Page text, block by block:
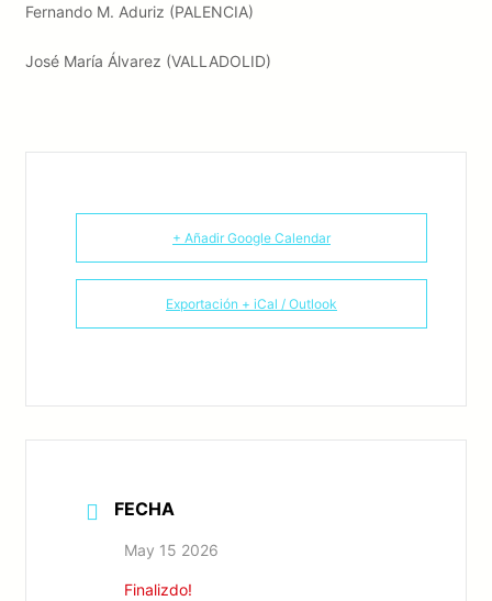
Fernando M. Aduriz (PALENCIA)
José María Álvarez (VALLADOLID)
+ Añadir Google Calendar
Exportación + iCal / Outlook
FECHA
May 15 2026
Finalizdo!